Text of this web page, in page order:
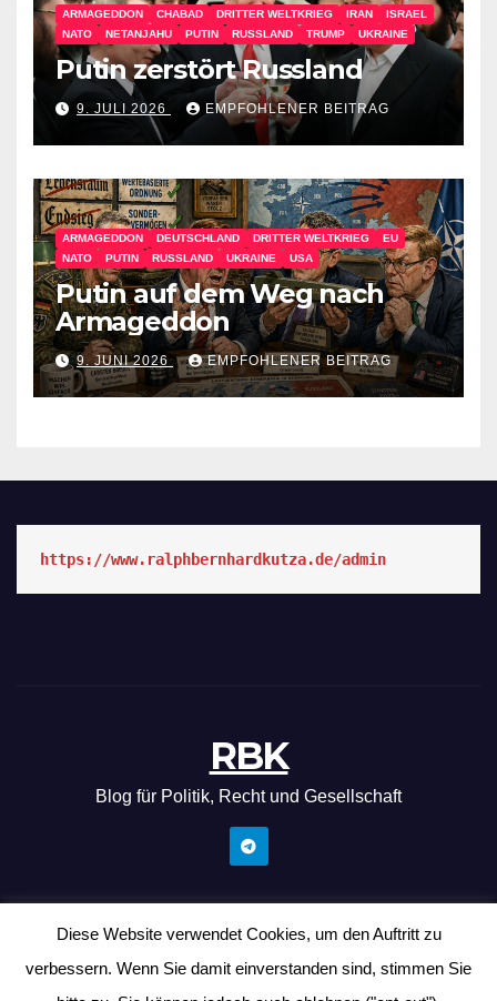
ARMAGEDDON CHABAD DRITTER WELTKRIEG IRAN
ISRAEL
NATO
NETANJAHU PUTIN RUSSLAND TRUMP UKRAINE
Putin zerstört Russland
9. JULI 2026 EMPFOHLENER BEITRAG
ARMAGEDDON DEUTSCHLAND DRITTER WELTKRIEG
EU
NATO
PUTIN RUSSLAND UKRAINE USA
Putin auf dem Weg nach
Armageddon
9. JUNI 2026 EMPFOHLENER BEITRAG
https://www.ralphbernhardkutza.de/admin
RBK
Blog für Politik, Recht und Gesellschaft
Mit Stolz präsentiert von WordPress|Theme: News Hunt von
Themeansar
Diese Website verwendet Cookies, um den Auftritt zu
verbessern. Wenn Sie damit einverstanden sind, stimmen Sie